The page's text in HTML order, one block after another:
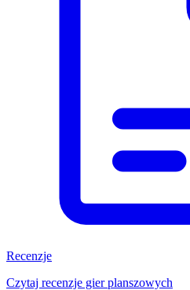
Recenzje
Czytaj recenzje gier planszowych